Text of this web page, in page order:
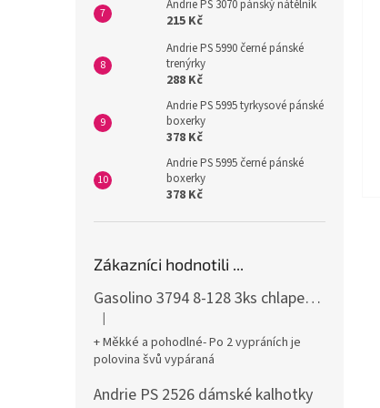
Andrie PS 3070 pánský nátělník
215 Kč
Andrie PS 5990 černé pánské
trenýrky
288 Kč
Andrie PS 5995 tyrkysové pánské
boxerky
378 Kč
Andrie PS 5995 černé pánské
boxerky
378 Kč
Zákazníci hodnotili ...
Gasolino 3794 8-128 3ks chlapecké boxerky
Hodnocení produktu je 3 z 5 hvězdiček.
|
+ Měkké a pohodlné- Po 2 vypráních je
polovina švů vypáraná
Andrie PS 2526 dámské kalhotky